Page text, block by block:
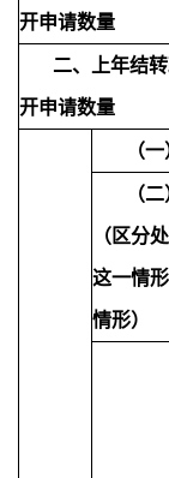
开申请数量
二、上年结
开申请数量
（
（
（区分
这一情
情形）